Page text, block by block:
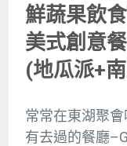
鮮蔬果飲
美式創意
(地瓜派+
常常在東湖聚
有去過的餐廳